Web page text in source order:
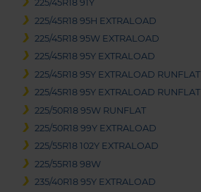
225/45R18 91Y
225/45R18 95H EXTRALOAD
225/45R18 95W EXTRALOAD
225/45R18 95Y EXTRALOAD
225/45R18 95Y EXTRALOAD RUNFLAT
225/45R18 95Y EXTRALOAD RUNFLAT
225/50R18 95W RUNFLAT
225/50R18 99Y EXTRALOAD
225/55R18 102Y EXTRALOAD
225/55R18 98W
235/40R18 95Y EXTRALOAD